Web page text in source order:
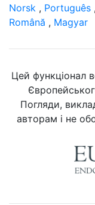
Norsk , Português ,
Română , Magyar
Цей функціонал
Погляди,
авторам і не